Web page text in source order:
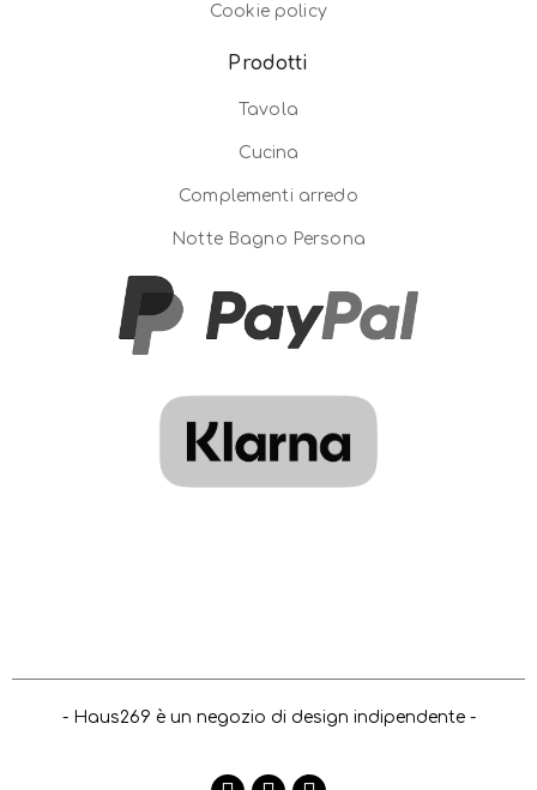
Cookie policy
Prodotti
Tavola
Cucina
Complementi arredo
Notte Bagno Persona
- Haus269 è un negozio di design indipendente -